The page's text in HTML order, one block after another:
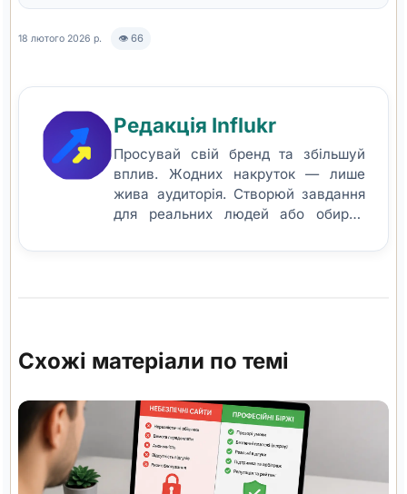
18 лютого 2026 р. 👁 66
Редакція Influkr
Просувай свій бренд та збільшуй
вплив. Жодних накруток — лише
жива аудиторія. Створюй завдання
для реальних людей або обирай
соціальних мережах.
Схожі матеріали по темі